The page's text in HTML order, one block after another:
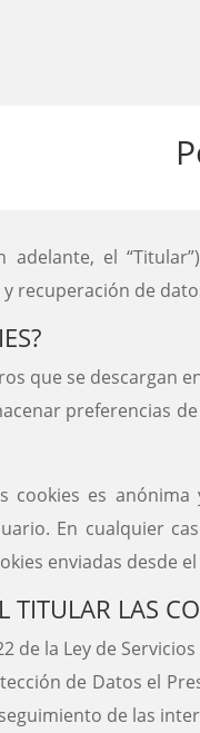
adelante, el
recuperación de
que se
preferencias
cookies es
En cualquier
enviadas desde
TITULAR LAS
de la Ley de
de Datos el
de las